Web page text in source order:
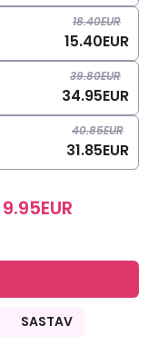
18.40EUR
15.40EUR
39.80EUR
34.95EUR
40.85EUR
31.85EUR
9.95EUR
SASTAV